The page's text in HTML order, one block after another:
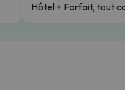
Hôtel + Forfait, tout